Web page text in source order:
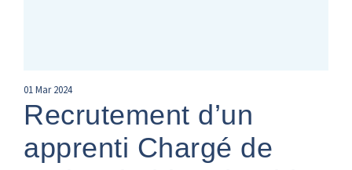
01Mar 2024
Recrutement d’un
apprenti Chargé de